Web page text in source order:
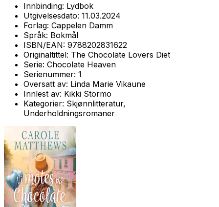
Innbinding: Lydbok
Utgivelsesdato: 11.03.2024
Forlag: Cappelen Damm
Språk: Bokmål
ISBN/EAN: 9788202831622
Originaltittel: The Chocolate Lovers Diet
Serie: Chocolate Heaven
Serienummer: 1
Oversatt av: Linda Marie Vikaune
Innlest av: Kikki Stormo
Kategorier: Skjønnlitteratur,
Underholdningsromaner